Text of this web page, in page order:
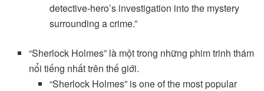
detective-hero’s investigation into the mystery
surrounding a crime.”
“Sherlock Holmes” là một trong những phim trinh thám
nổi tiếng nhất trên thế giới.
“Sherlock Holmes” is one of the most popular